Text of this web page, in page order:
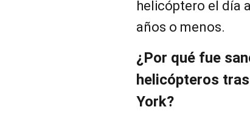
helicóptero el día
años o menos.
¿Por qué fue
helicópteros
York?